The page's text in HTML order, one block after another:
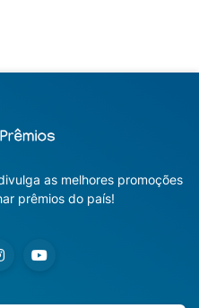
as melhores promoções
prêmios do país!